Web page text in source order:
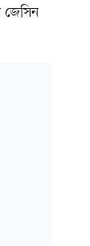
জেসিন